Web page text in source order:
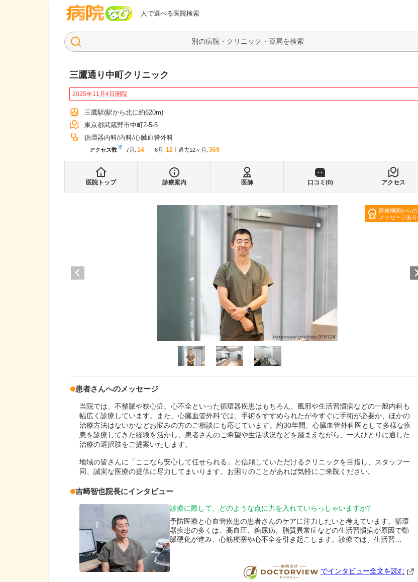
人で選べる医院検索
病院なび
検索
三鷹通り中町クリニック
2025年11月4日開院
三鷹駅(駅から北に約620m)
東京都武蔵野市中町2-5-5
循環器内科 内科 心臓血管外科
アクセス数※ 7月 : 14 6月 : 12 過去12ヶ月: 369
医院トップ 診療案内 医師 口コミ(0) アクセス
医療機関からの
メッセージあり
患者さんへのメッセージ
当院では、不整脈や狭心症、心不全といった循環器疾患はもちろん、風邪や生活習慣病などの一般内科も
幅広く診療しています。また、心臓血管外科では、手術をすすめられたが今すぐに手術が必要か、ほかの
治療方法はないかなどお悩みの方のご相談にも応じています。約30年間、心臓血管外科医として多様な疾
患を診療してきた経験を活かし、患者さんのご希望や生活状況などを踏まえながら、一人ひとりに適した
治療の選択肢をご提案いたします。
地域の皆さんに「ここなら安心して任せられる」と信頼していただけるクリニックを目指し、スタッフ一
同、誠実な医療の提供に尽力してまいります。お困りのことがあれば気軽にご来院ください。
吉﨑智也院長にインタビュー
診療に際して、どのような点に力を入れていらっしゃいますか?
予防医療と心血管疾患の患者さんのケアに注力したいと考えています。循環
器疾患の多くは、高血圧、糖尿病、脂質異常症などの生活習慣病が原因で動
脈硬化が進み、心筋梗塞や心不全を引き起こします。診療では、生活習…
DOCTORVIEW
でインタビュー全文を読む